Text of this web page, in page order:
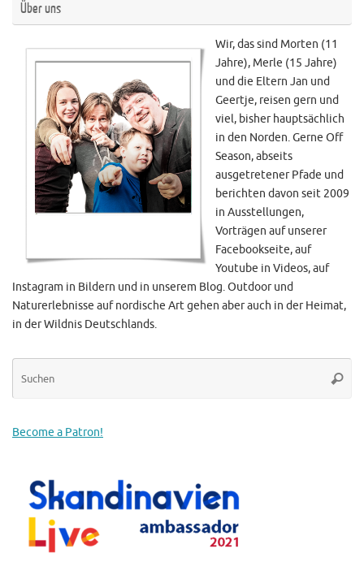
Über uns
Wir, das sind Morten (11
Jahre), Merle (15 Jahre)
und die Eltern Jan und
Geertje, reisen gern und
viel, bisher hauptsächlich
in den Norden. Gerne Off
Season, abseits
ausgetretener Pfade und
berichten davon seit 2009
in Ausstellungen,
Vorträgen auf unserer
Facebookseite, auf
Youtube in Videos, auf
Instagram in Bildern und in unserem Blog. Outdoor und
Naturerlebnisse auf nordische Art gehen aber auch in der Heimat,
in der Wildnis Deutschlands.
Become a Patron!